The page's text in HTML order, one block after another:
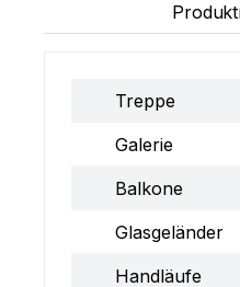
Treppe
Galerie
Balkone
Glasgeländer
Handläufe